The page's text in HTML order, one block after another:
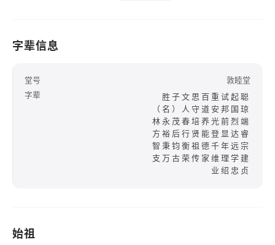
字辈信息
堂号
敦睦堂
字辈
胜子文思百重试起聪
（名）人守道安邦国琼
林永茂春培养光前烈端
方裕后行贤能登显达睿
智秉钧衡祖德千年远宗
支万古荣传家维理学建
业绍忠贞
始祖